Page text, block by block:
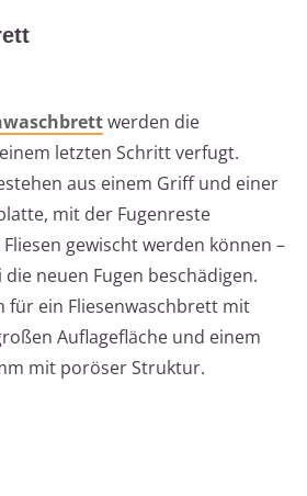
werden die
letzten Schritt verfugt.
aus einem Griff und einer
mit der Fugenreste
gewischt werden können –
neuen Fugen beschädigen.
für ein Fliesenwaschbrett mit
Auflagefläche und einem
mit poröser Struktur.